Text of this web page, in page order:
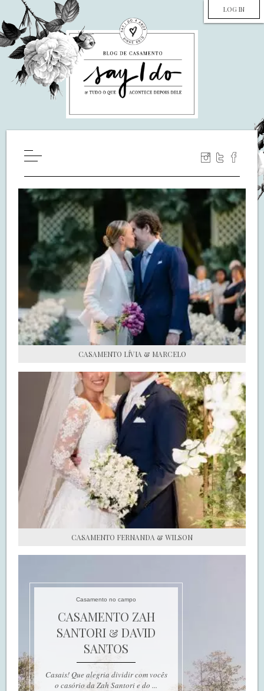
LOG IN
WILL YOU MARRY ME?
LUA DE MEL
COZINHA
DECORAÇÃO
DE NOIVA PRA NOIVA
S.O.S CASADAS
FALE COM O SAY I DO
CASAMENTO LÍVIA & MARCELO
CASAMENTO FERNANDA & WILSON
Casamento no campo
CASAMENTO ZAH
SANTORI & DAVID
SANTOS
Casais! Que alegria dividir com vocês
o casório da Zah Santori e do ...